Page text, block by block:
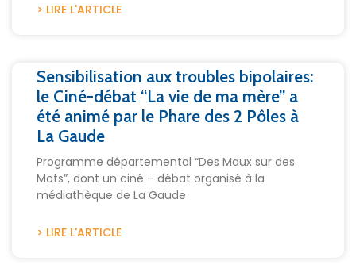
> LIRE L'ARTICLE
Sensibilisation aux troubles bipolaires:
le Ciné-débat “La vie de ma mère” a
été animé par le Phare des 2 Pôles à
La Gaude
Programme départemental “Des Maux sur des
Mots”, dont un ciné – débat organisé à la
médiathèque de La Gaude
> LIRE L'ARTICLE